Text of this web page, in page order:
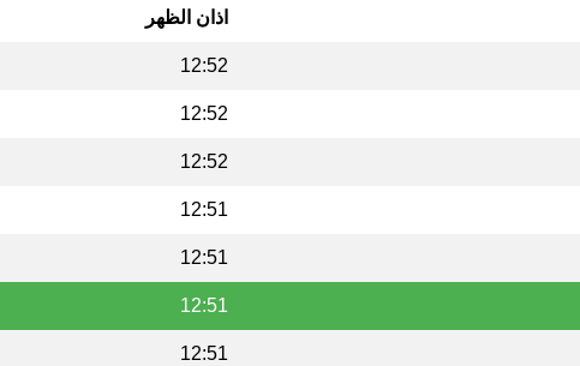
اذان الظهر
12:52
12:52
12:52
12:51
12:51
12:51
12:51